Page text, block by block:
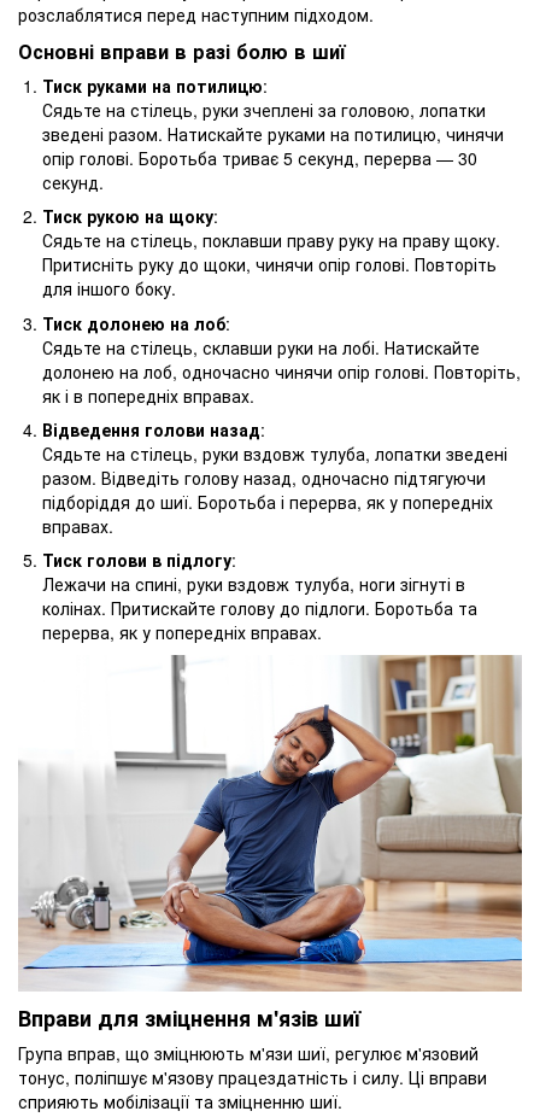
розслаблятися перед наступним підходом.
Основні вправи в разі болю в шиї
Тиск руками на потилицю:
Сядьте на стілець, руки зчеплені за головою, лопатки
зведені разом. Натискайте руками на потилицю, чинячи
опір голові. Боротьба триває 5 секунд, перерва — 30
секунд.
Тиск рукою на щоку:
Сядьте на стілець, поклавши праву руку на праву щоку.
Притисніть руку до щоки, чинячи опір голові. Повторіть
для іншого боку.
Тиск долонею на лоб:
Сядьте на стілець, склавши руки на лобі. Натискайте
долонею на лоб, одночасно чинячи опір голові. Повторіть,
як і в попередніх вправах.
Відведення голови назад:
Сядьте на стілець, руки вздовж тулуба, лопатки зведені
разом. Відведіть голову назад, одночасно підтягуючи
підборіддя до шиї. Боротьба і перерва, як у попередніх
вправах.
Тиск голови в підлогу:
Лежачи на спині, руки вздовж тулуба, ноги зігнуті в
колінах. Притискайте голову до підлоги. Боротьба та
перерва, як у попередніх вправах.
Вправи для зміцнення м'язів шиї
Група вправ, що зміцнюють м'язи шиї, регулює м'язовий
тонус, поліпшує м'язову працездатність і силу. Ці вправи
сприяють мобілізації та зміцненню шиї.